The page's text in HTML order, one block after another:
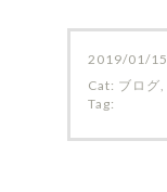
2019/01/15
Cat: ブログ,
Tag: